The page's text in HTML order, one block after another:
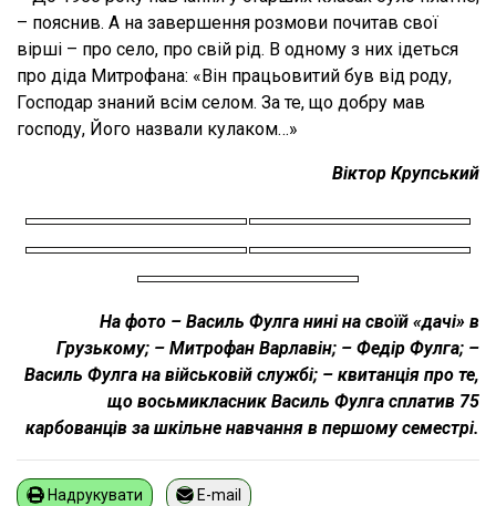
– пояснив. А на завершення розмови почитав свої
вірші – про село, про свій рід. В одному з них ідеться
про діда Митрофана: «Він працьовитий був від роду,
Господар знаний всім селом. За те, що добру мав
господу, Його назвали кулаком…»
Віктор Крупський
На фото – Василь Фулга нині на своїй «дачі» в
Грузькому; – Митрофан Варлавін; – Федір Фулга; –
Василь Фулга на військовій службі; – квитанція про те,
що восьмикласник Василь Фулга сплатив 75
карбованців за шкільне навчання в першому семестрі.
Надрукувати E-mail